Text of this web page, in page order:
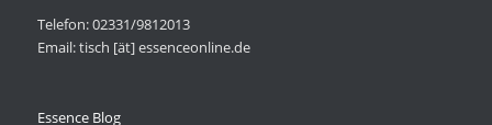
Telefon: 02331/9812013
Email: tisch [ät] essenceonline.de
Essence Blog